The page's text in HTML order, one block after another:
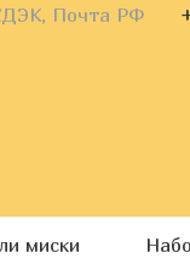
Почта РФ
миски